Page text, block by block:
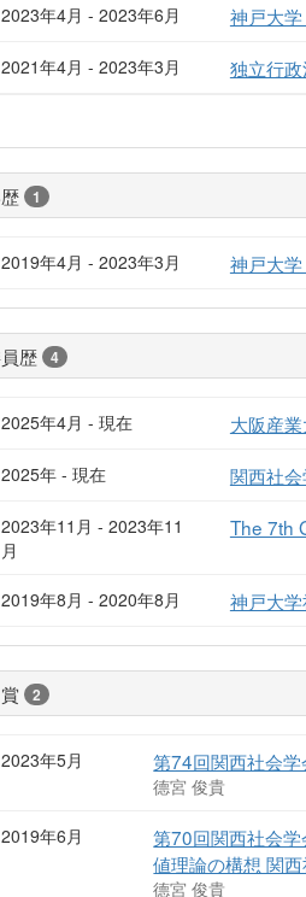
2023年4月 - 2023年6月 神戸大
2021年4月 - 2023年3月 独立行
1
2019年4月 - 2023年3月 神戸大
歴 4
2025年4月 - 現在 大阪産
2025年 - 現在 関西社
2023年11月 - 2023年11
月
The 7th
2019年8月 - 2020年8月 神戸大
2
2023年5月 第74回関西社会
德宮 俊貴
2019年6月
第70回関西社会
値理論の構想 関
德宮 俊貴